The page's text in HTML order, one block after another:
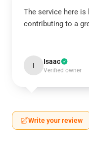
The service here
contributing to a
I Isaac
Verified owner
Write your review